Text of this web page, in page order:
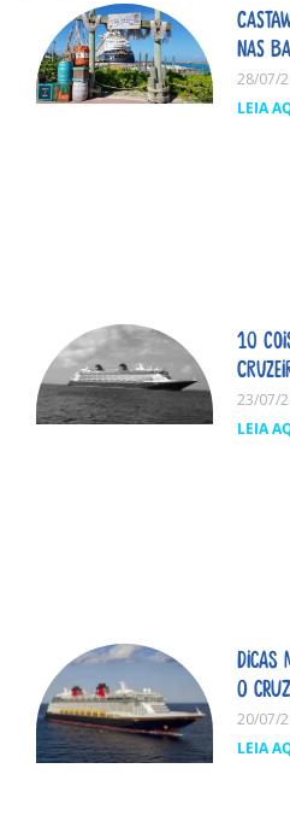
nas
28/07/
LEIA
10
23/07/
LEIA
Dicas
o
20/07/
LEIA